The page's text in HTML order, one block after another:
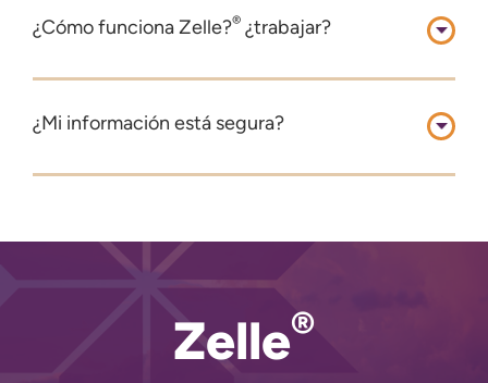
¿Cómo funciona Zelle?® ¿trabajar?
¿Mi información está segura?
Zelle®